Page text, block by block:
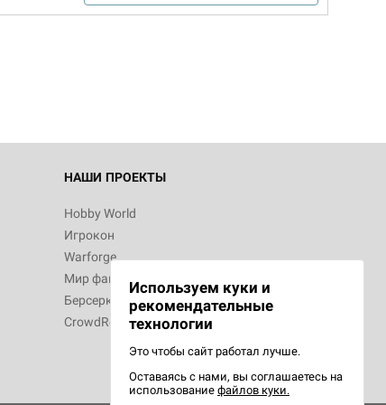
НАШИ ПРОЕКТЫ
Hobby World
Игрокон
Warforge
Мир фантастики
Берсерк
CrowdRepublic
Используем куки и
рекомендательные
технологии
Это чтобы сайт работал лучше.
Оставаясь с нами, вы соглашаетесь на
использование файлов куки.